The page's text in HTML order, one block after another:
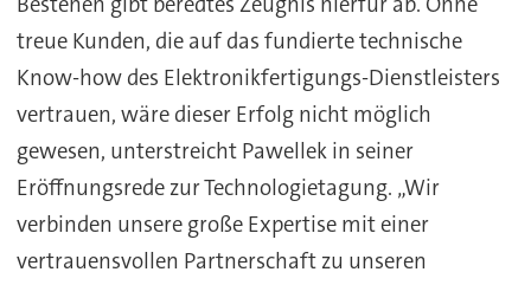
treue Kunden, die auf das fundierte technische
Know-how des Elektronikfertigungs-Dienstleisters
vertrauen, wäre dieser Erfolg nicht möglich
gewesen, unterstreicht Pawellek in seiner
Eröffnungsrede zur Technologietagung. „Wir
verbinden unsere große Expertise mit einer
vertrauensvollen Partnerschaft zu unseren